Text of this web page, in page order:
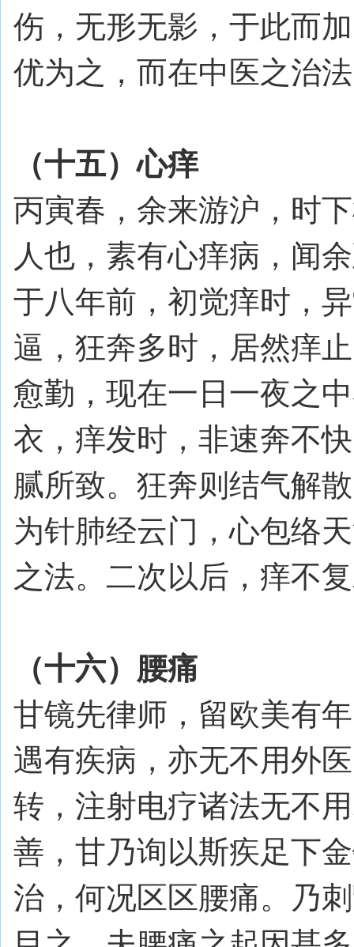
伤，无形无影，于此而
优为之，而在中医之治
（十五）心痒
丙寅春，余来游沪，时
人也，素有心痒病，闻
于八年前，初觉痒时，
逼，狂奔多时，居然痒
愈勤，现在一日一夜之
衣，痒发时，非速奔不
腻所致。狂奔则结气解
为针肺经云门，心包络
之法。二次以后，痒不
（十六）腰痛
甘镜先律师，留欧美有
遇有疾病，亦无不用外
转，注射电疗诸法无不
善，甘乃询以斯疾足下
治，何况区区腰痛。乃